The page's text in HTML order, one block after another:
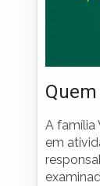
A família
em